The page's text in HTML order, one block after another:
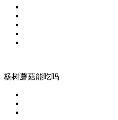
杨树蘑菇能吃吗